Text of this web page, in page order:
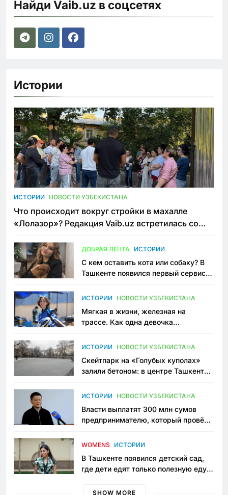
Найди Vaib.uz в соцсетях
Истории
ИСТОРИИ НОВОСТИ УЗБЕКИСТАНА
Что происходит вокруг стройки в махалле
«Лолазор»? Редакция Vaib.uz встретилась со
ДОБРАЯ ЛЕНТА ИСТОРИИ
С кем оставить кота или собаку? В
Ташкенте появился первый сервис
ИСТОРИИ НОВОСТИ УЗБЕКИСТАНА
Мягкая в жизни, железная на
трассе. Как одна девочка
Узбекистане
ИСТОРИИ НОВОСТИ УЗБЕКИСТАНА
Скейтпарк на «Голубых куполах»
залили бетоном: в центре Ташкента
пространство
ИСТОРИИ НОВОСТИ УЗБЕКИСТАНА
Власти выплатят 300 млн сумов
предпринимателю, который провёл
приговору
WOMENS ИСТОРИИ
В Ташкенте появился детский сад,
где дети едят только полезную еду.
просить «кашу без сахара»
SHOW MORE